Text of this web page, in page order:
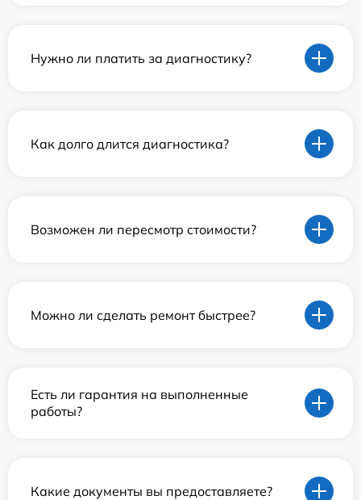
Нужно ли платить за диагностику?
Как долго длится диагностика?
Возможен ли пересмотр стоимости?
Можно ли сделать ремонт быстрее?
Есть ли гарантия на выполненные
работы?
Какие документы вы предоставляете?